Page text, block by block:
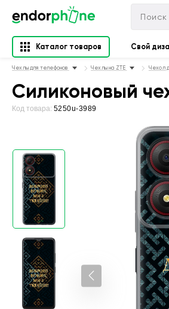
Каталог товаров Свой
Чехлы для телефонов Чехлы на ZTE Чехол
Силиконовый
Код товара: 5250u-3989